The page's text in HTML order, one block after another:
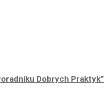
Dobrych Praktyk”